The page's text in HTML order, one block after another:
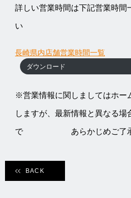
詳しい営業時間は下記営業時間
い
長崎県内店舗営業時間一覧
ダウンロード
※営業情報に関しましてはホー
しますが、最新情報と異なる場
で あらかじめご了承
BACK